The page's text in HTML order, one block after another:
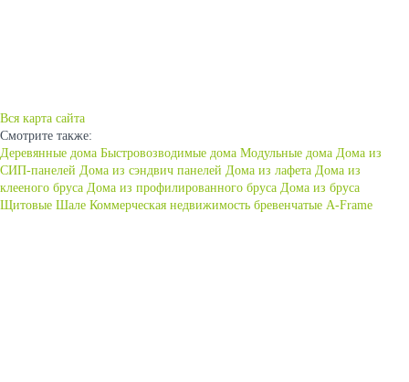
Вся карта сайта
Смотрите также:
Деревянные дома Быстровозводимые дома Модульные дома Дома из
СИП-панелей Дома из сэндвич панелей Дома из лафета Дома из
клееного бруса Дома из профилированного бруса Дома из бруса
Щитовые Шале Коммерческая недвижимость бревенчатые A-Frame